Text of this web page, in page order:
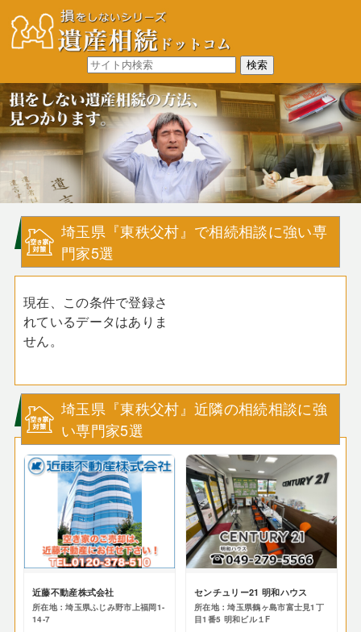
埼玉県『東秩父村』で相続相談に強い専
門家5選
現在、この条件で登録さ
れているデータはありま
せん。
埼玉県『東秩父村』近隣の相続相談に強
い専門家5選
近藤不動産株式会社
所在地：埼玉県ふじみ野市上福岡1-
14-7
センチュリー21 明和ハウス
所在地：埼玉県鶴ヶ島市富士見1丁
目1番5 明和ビル１F